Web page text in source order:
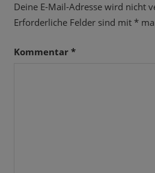
Deine E-Mail-Adresse wird nicht
Erforderliche Felder sind mit *
Kommentar *